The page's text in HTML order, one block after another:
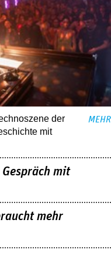
der
mit
MEHR
mit
mehr